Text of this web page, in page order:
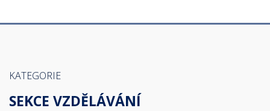
KATEGORIE
SEKCE VZDĚLÁVÁNÍ